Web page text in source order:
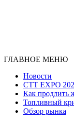
ГЛАВНОЕ МЕНЮ
Новости
CTT EXPO
Как продлить
Топливный
Обзор рынка